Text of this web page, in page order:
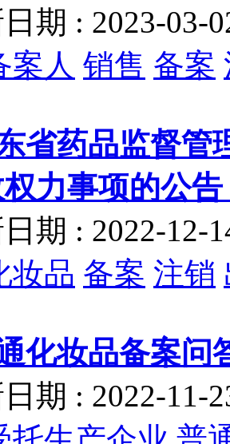
期 : 2023-03-
案人 销售 备案
省药品监督管
力事项的公告
期 : 2022-12-
妆品 备案 注销
化妆品备案问
期 : 2022-11-